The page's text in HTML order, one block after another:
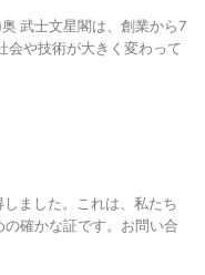
武士文星閣は、創業から7
会や技術が大きく変わって
ました。これは、私たち
確かな証です。お問い合